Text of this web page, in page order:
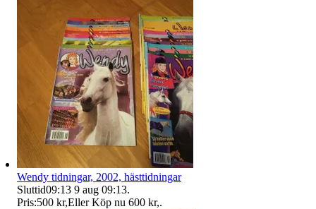
Wendy tidningar, 2002, hästtidningar
Sluttid09:13 9 aug 09:13.
Pris:500 kr,Eller Köp nu 600 kr,.